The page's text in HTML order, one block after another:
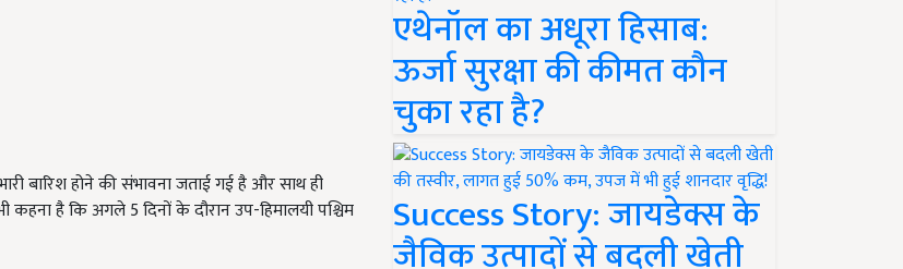
बारिश होने की संभावना जताई गई है और साथ ही
कहना है किअगले5दिनों के दौरान उप-हिमालयी पश्चिम
एथेनॉल का अधूरा हिसाब:
ऊर्जा सुरक्षा की कीमत कौन
चुका रहा है?
Success Story: जायडेक्स के
जैविक उत्पादों से बदली खेती